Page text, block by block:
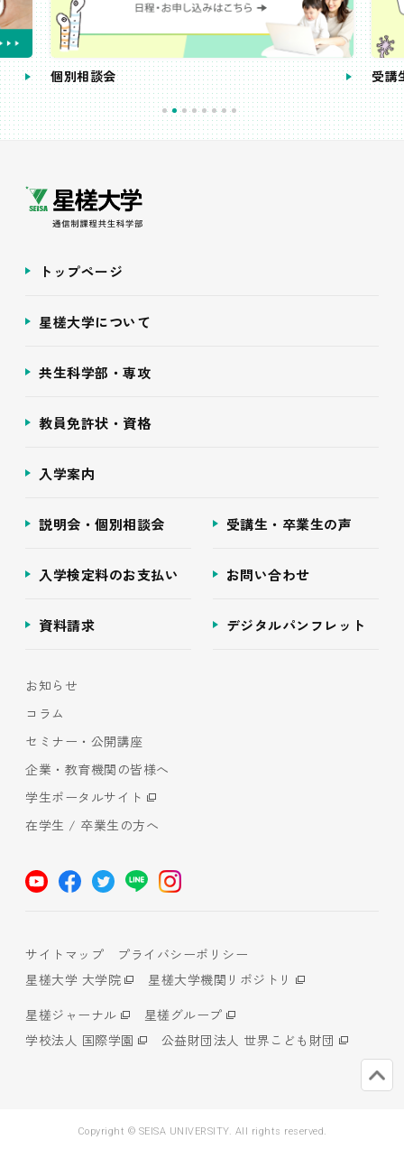
個別相談会 受講
トップページ
星槎大学について
共生科学部・専攻
教員免許状・資格
入学案内
説明会・個別相談会 受講生・卒業生の声
入学検定料のお支払い お問い合わせ
資料請求 デジタルパンフレット
お知らせ
コラム
セミナー・公開講座
企業・教育機関の皆様へ
学生ポータルサイト
在学生 / 卒業生の方へ
サイトマップ
プライバシーポリシー
星槎大学 大学院
星槎大学機関リポジトリ
星槎ジャーナル
星槎グループ
学校法人 国際学園
公益財団法人 世界こども財団
Copyright © SEISA UNIVERSITY. All rights reserved.